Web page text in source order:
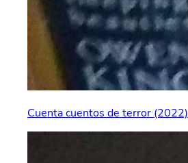
Cuenta cuentos de terror (2022)